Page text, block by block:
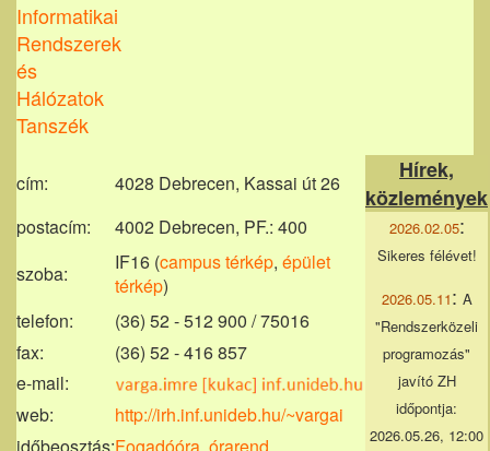
Informatikai
Rendszerek
és
Hálózatok
Tanszék
cí­m: 4028 Debrecen, Kassai út 26
Hírek,
közlemények
postacím: 4002 Debrecen, PF.: 400 2026.02.05:
Sikeres félévet!
2026.05.11: A
"Rendszerközeli
programozás"
javító ZH
időpontja:
2026.05.26, 12:00
szoba: IF16 (campus térkép, épület
térkép)
telefon:
(36) 52 - 512 900 / 75016
fax:
(36) 52 - 416 857
e-mail:
web:
http://irh.inf.unideb.hu/~vargai